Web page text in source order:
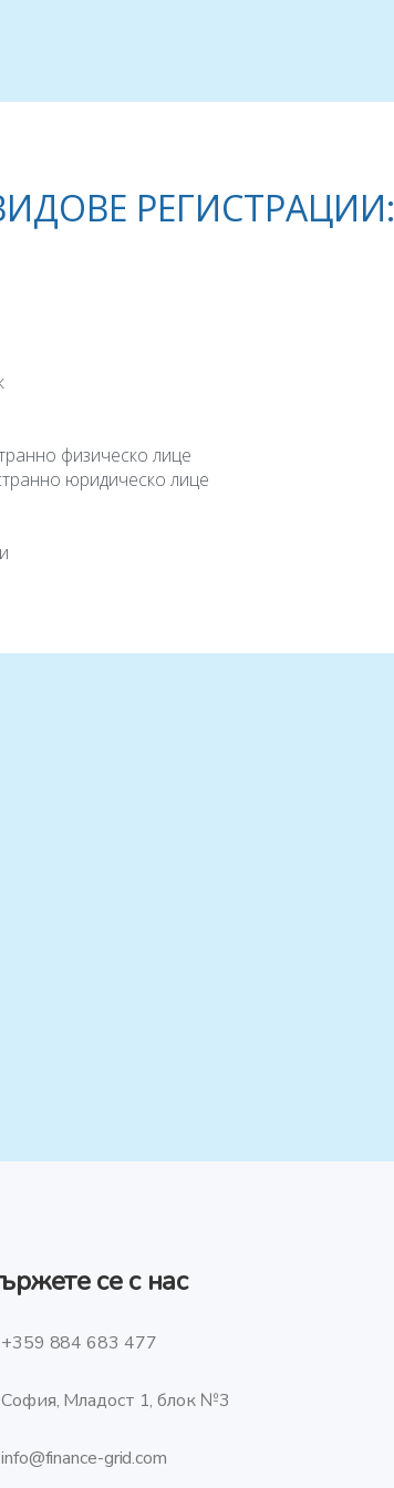
РЕГИСТРАЦИИ:
физическо лице
юридическо лице
се с нас
+359 884 683 477
София, Младост 1, блок №3
info@finance-grid.com